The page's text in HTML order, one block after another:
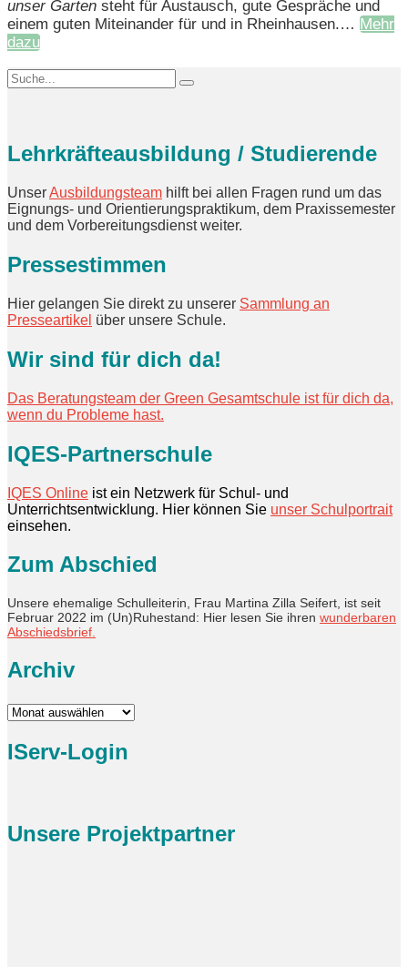
unser Garten steht für Austausch, gute Gespräche und
einem guten Miteinander für und in Rheinhausen.… Mehr
dazu
Lehrkräfteausbildung / Studierende
UnserAusbildungsteam hilft bei allen Fragen rund um das
Eignungs- und Orientierungspraktikum, dem Praxissemester
und dem Vorbereitungsdienst weiter.
Pressestimmen
Hier gelangen Sie direkt zu unserer Sammlung an
Presseartikel über unsere Schule.
Wir sind für dich da!
Das Beratungsteam der Green Gesamtschule ist für dich da,
wenn du Probleme hast.
IQES-Partnerschule
IQES Online ist ein Netzwerk für Schul- und
Unterrichtsentwicklung. Hier können Sie unser Schulportrait
einsehen.
Zum Abschied
Unsere ehemalige Schulleiterin, Frau Martina Zilla Seifert, ist seit
Februar 2022 im (Un)Ruhestand: Hier lesen Sie ihren wunderbaren
Abschiedsbrief.
Archiv
Archiv
IServ-Login
Unsere Projektpartner